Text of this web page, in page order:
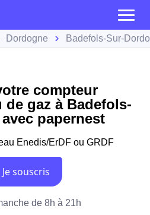
Dordogne Badefols-Sur-